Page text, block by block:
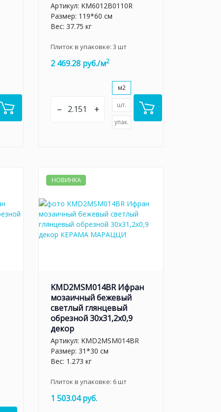
Артикул: KM6012B0110R
Размер: 119*60 см
Вес: 37.75 кг
Плиток в упаковке: 3 шт
2 469.28 руб./м2
– +
м2
шт.
упак.
НОВИНКА
KMD2MSM014BR Ифран
мозаичный бежевый
светлый глянцевый
обрезной 30x31,2x0,9
декор
Артикул: KMD2MSM014BR
Размер: 31*30 см
Вес: 1.273 кг
Плиток в упаковке: 6шт
1 503.04 руб.